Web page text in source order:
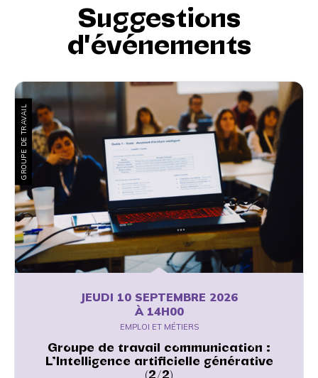
Suggestions
d'événements
GROUPE DE TRAVAIL
JEUDI 10 SEPTEMBRE 2026
À 14H00
EMPLOI ET MÉTIERS
Groupe de travail communication :
L’Intelligence artificielle générative
(2/2)